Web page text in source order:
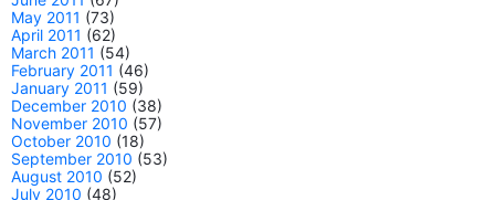
May 2011 (73)
April 2011 (62)
March 2011 (54)
February 2011 (46)
January 2011 (59)
December 2010 (38)
November 2010 (57)
October 2010 (18)
September 2010 (53)
August 2010 (52)
July 2010 (48)